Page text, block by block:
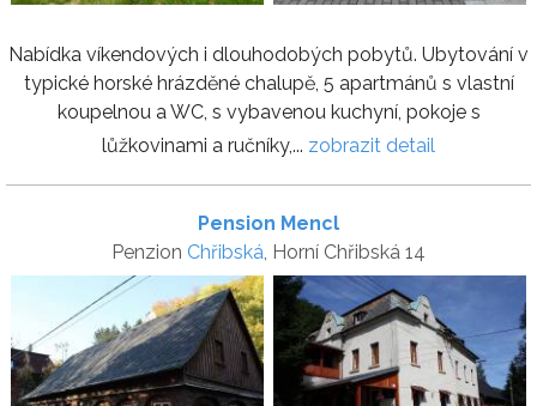
Nabídka víkendových i dlouhodobých pobytů. Ubytování v
typické horské hrázděné chalupě, 5 apartmánů s vlastní
koupelnou a WC, s vybavenou kuchyní, pokoje s
lůžkovinami a ručníky,... zobrazit detail
Pension Mencl
Penzion Chřibská, Horní Chřibská 14